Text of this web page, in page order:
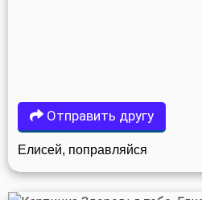
Отправить другу
Елисей, поправляйся